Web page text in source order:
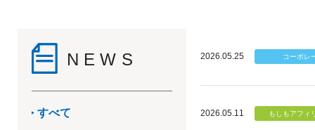
NEWS
すべて
2026.05.25
2026.05.11